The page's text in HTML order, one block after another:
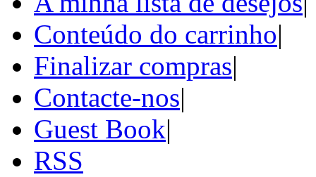
Conteúdo do carrinho|
Finalizar compras|
Contacte-nos|
Guest Book|
RSS